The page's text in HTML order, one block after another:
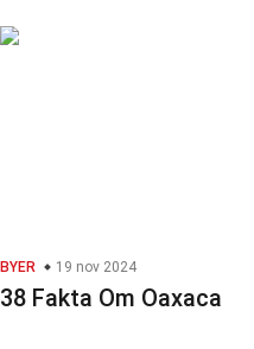
BYER 19 nov 2024
38 Fakta Om Oaxaca